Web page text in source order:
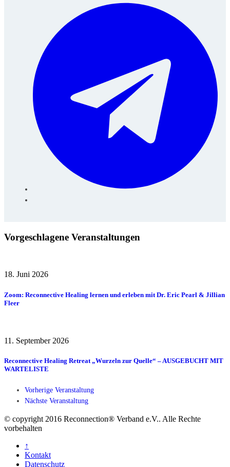
Vorgeschlagene Veranstaltungen
18. Juni 2026
Zoom: Reconnective Healing lernen und erleben mit Dr. Eric Pearl & Jillian
Fleer
11. September 2026
Reconnective Healing Retreat „Wurzeln zur Quelle“ – AUSGEBUCHT MIT
WARTELISTE
Vorherige Veranstaltung
Nächste Veranstaltung
© copyright 2016 Reconnection® Verband e.V.. Alle Rechte
vorbehalten
↑
Kontakt
Datenschutz